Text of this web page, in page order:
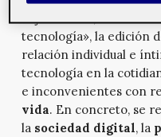
tecnología», la edición
relación individual e
tecnología en la
e inconvenientes con
vida. En concreto, se
la sociedad digital, la